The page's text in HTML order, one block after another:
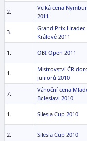
2.
Velká cena
2011
3.
Grand Prix Hradec
Králové 2011
1. OBI Open 2011
1.
Mistrovství ČR
juniorů 2010
7.
Vánoční cena
Boleslavi 2010
1. Silesia Cup 2010
2. Silesia Cup 2010